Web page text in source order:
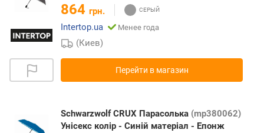
864 грн.
Intertop.ua
Менее года
(Киев)
Перейти в магазин
Schwarzwolf CRUX Парасолька (mp380062)
Унісекс колір - Синій матеріал - Епонж